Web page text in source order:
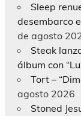
Sleep
desembarco
de agosto
Steak
álbum con
Tort –
agosto 2026
Stoned